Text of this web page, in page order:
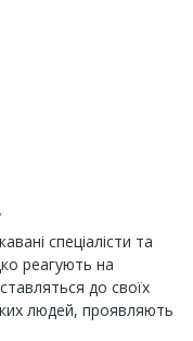
спеціалісти та
реагують на
до своїх
людей, проявляють